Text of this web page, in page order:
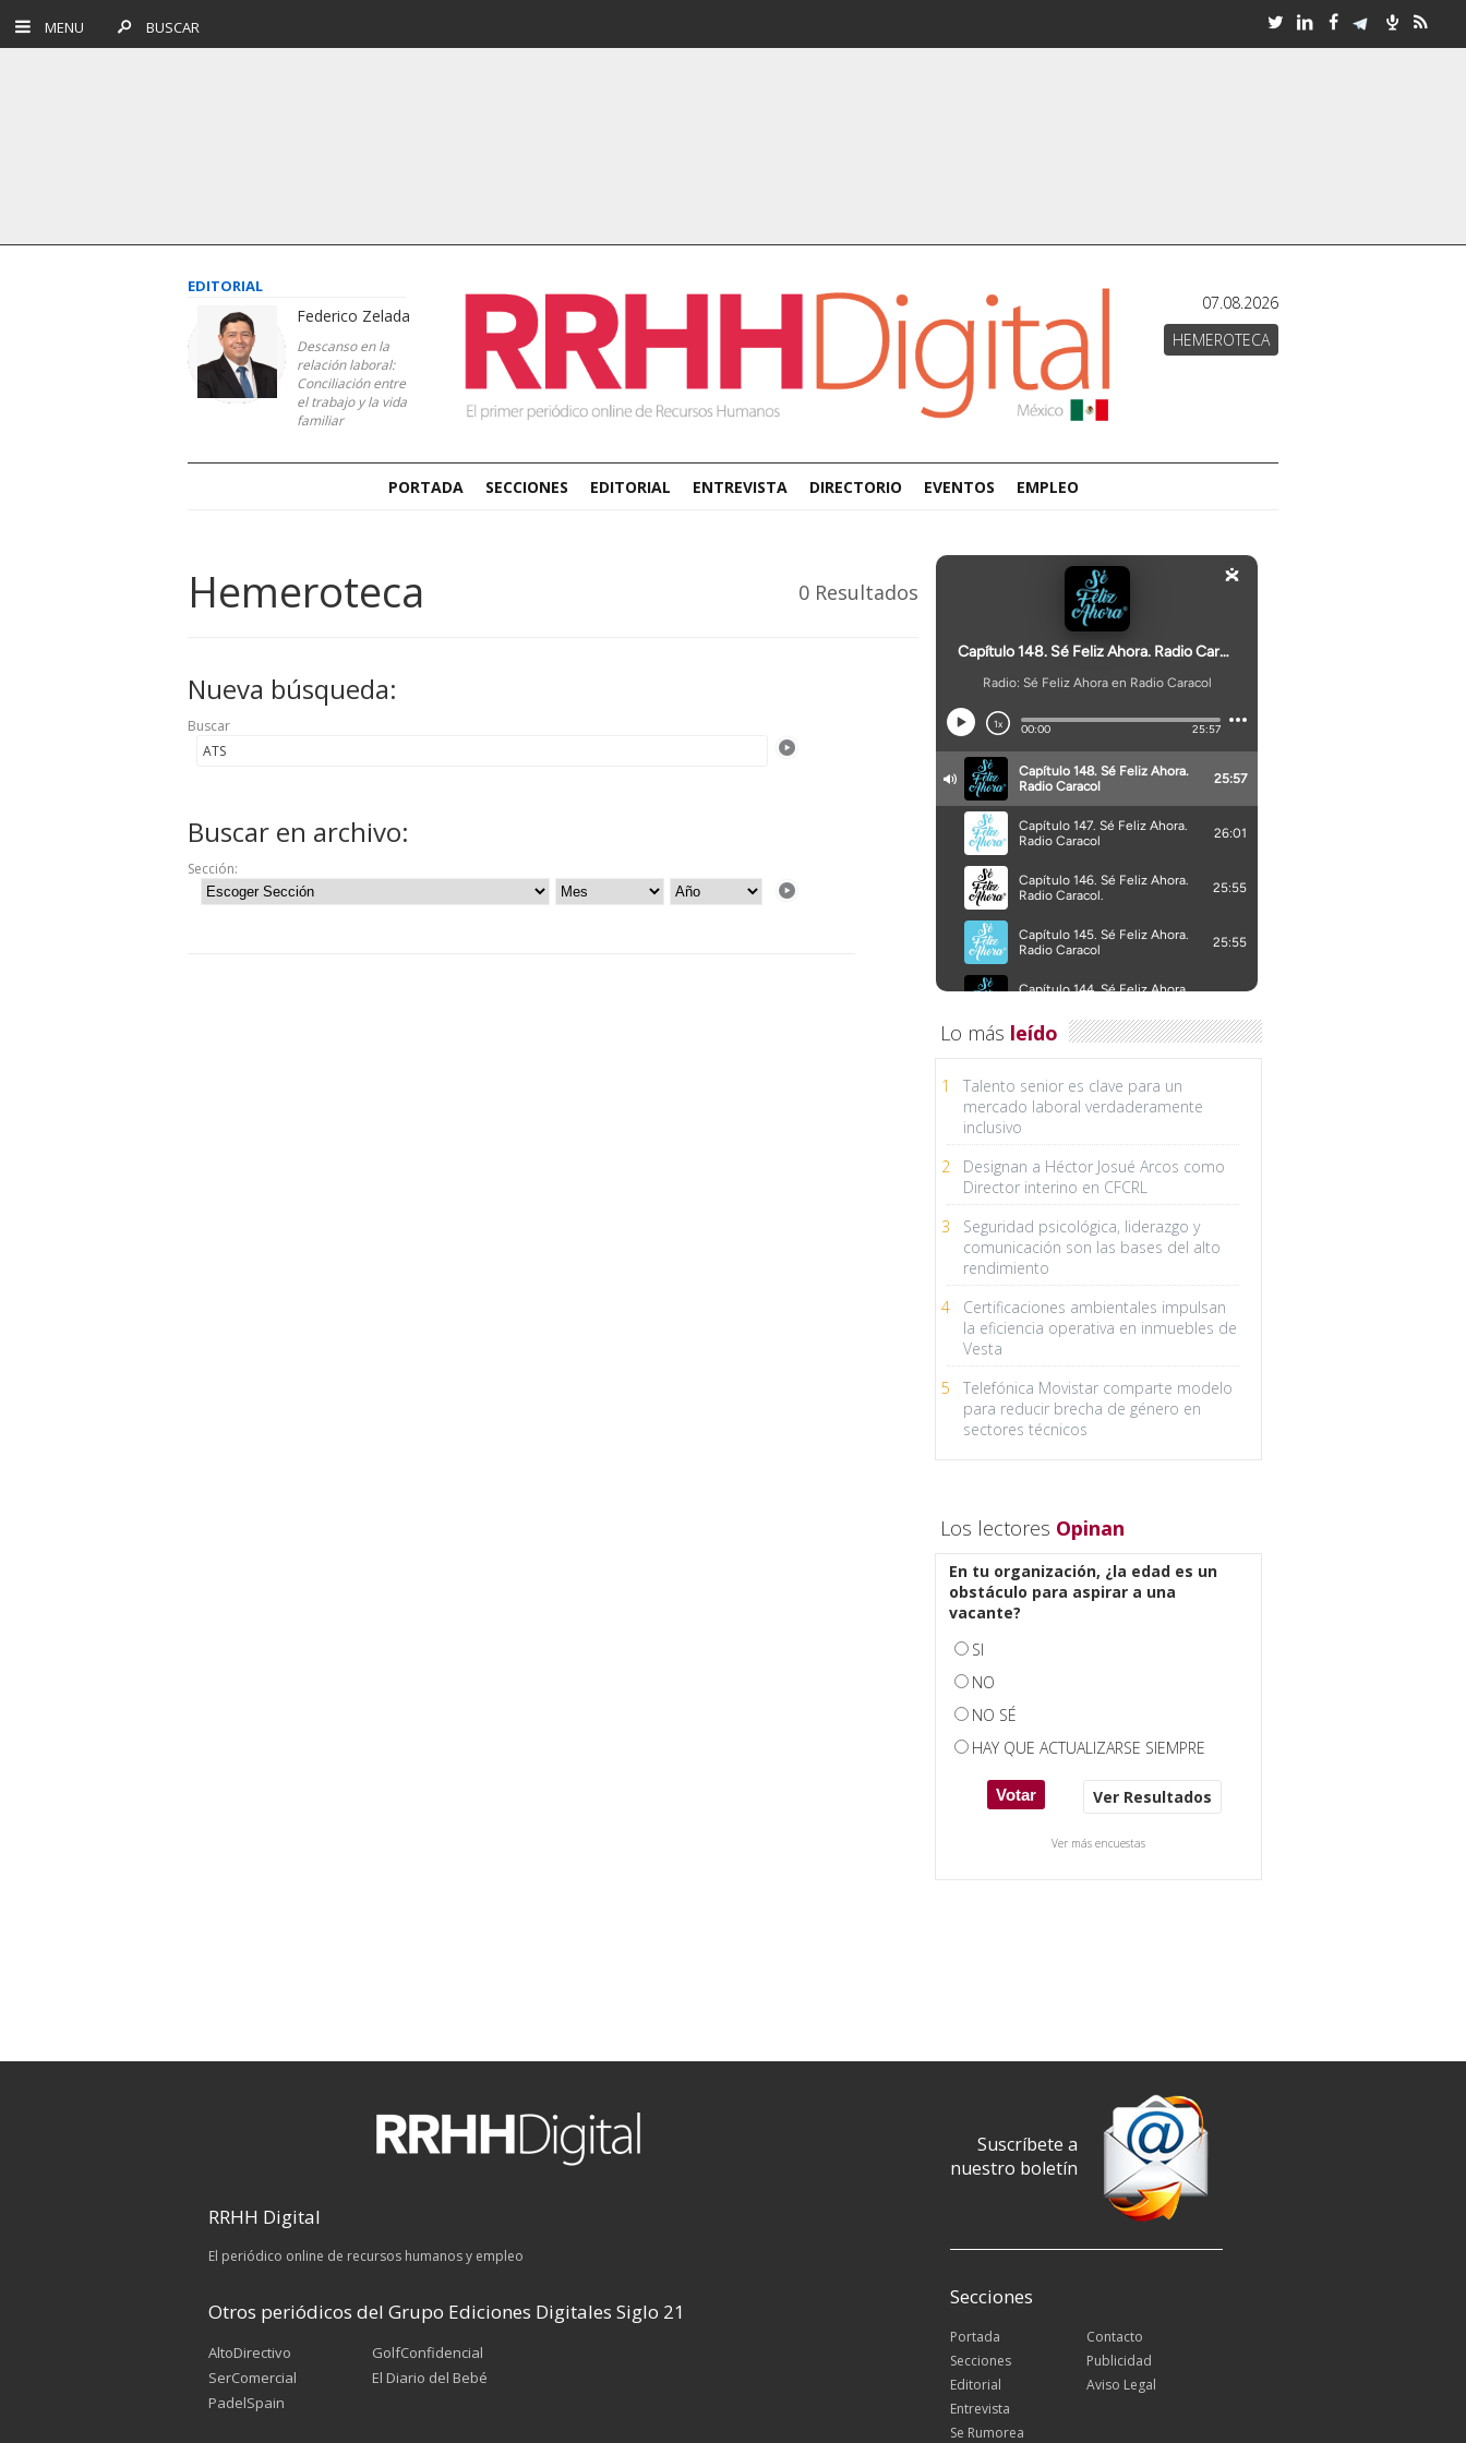
MENU BUSCAR
EDITORIAL
Federico Zelada
Descanso en la
relación laboral:
Conciliación entre
el trabajo y la vida
familiar
07.08.2026
HEMEROTECA
PORTADA SECCIONES EDITORIAL ENTREVISTA DIRECTORIO EVENTOS EMPLEO
Hemeroteca 0 Resultados
Nueva búsqueda:
Buscar
Buscar en archivo:
Sección:
Lo más leído
1
Talento senior es clave para un
mercado laboral verdaderamente
inclusivo
2
Designan a Héctor Josué Arcos como
Director interino en CFCRL
3
Seguridad psicológica, liderazgo y
comunicación son las bases del alto
rendimiento
4
Certificaciones ambientales impulsan
la eficiencia operativa en inmuebles de
Vesta
5
Telefónica Movistar comparte modelo
para reducir brecha de género en
sectores técnicos
Los lectores Opinan
En tu organización, ¿la edad es un
obstáculo para aspirar a una
vacante?
SI
NO
NO SÉ
HAY QUE ACTUALIZARSE SIEMPRE
Ver Resultados
Ver más encuestas
RRHH Digital
El periódico online de recursos humanos y empleo
Otros periódicos del Grupo Ediciones Digitales Siglo 21
AltoDirectivo
SerComercial
PadelSpain
GolfConfidencial
El Diario del Bebé
Suscríbete a
nuestro boletín
Secciones
Portada
Secciones
Editorial
Entrevista
Se Rumorea
Contacto
Publicidad
Aviso Legal